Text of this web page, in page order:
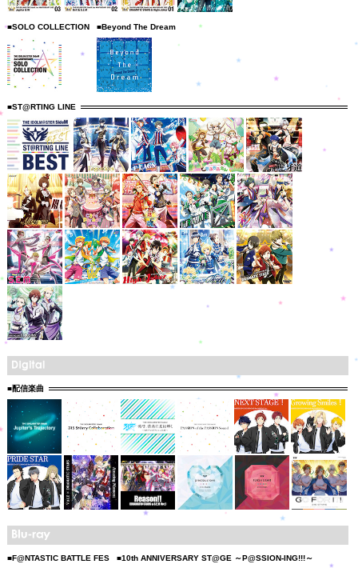
■SOLO COLLECTION ■Beyond The Dream
■ST@RTING LINE
■配信楽曲
■F@NTASTIC BATTLE FES ■10th ANNIVERSARY ST@GE ～P@SSION-ING!!!～